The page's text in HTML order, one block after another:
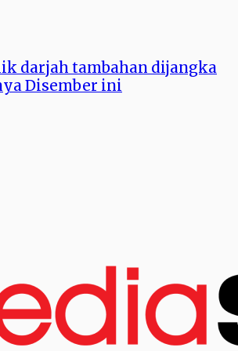
darjah tambahan dijangka
Disember ini